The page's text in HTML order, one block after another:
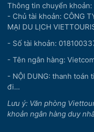
Thông tin chuyển khoản:
- Chủ tài khoản: CÔNG
MẠI DU LỊCH
- Số tài khoản:
- Tên ngân hàng:
- NỘI DUNG: thanh toán
đi...
Lưu ý: Văn phòng
khoản ngân hàng duy